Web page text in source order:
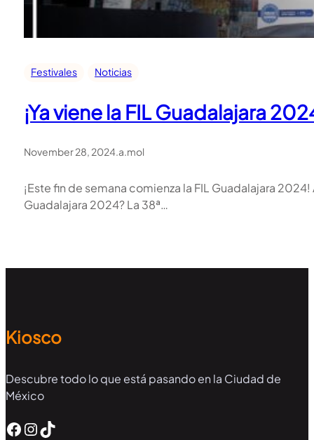
Festivales Noticias
¡Ya viene la FIL Guadalajara
November 28, 2024.a.mol
¡Este fin de semana comienza la FIL Guadalajara
Guadalajara 2024? La 38ª…
Kiosco
Descubre todo lo que está pasando en la Ciudad de
México
Facebook InstagramTikTok